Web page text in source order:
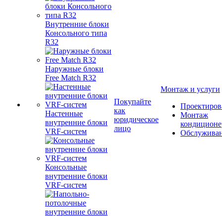
Внутренние блоки
Консольного типа
R32
Наружные блоки
Free Match R32
Настенные
внутренние блоки
VRF-систем
Консольные
внутренние блоки
VRF-систем
Покупайте
как
юридическое
лицо
Монтаж и услуги
Монтаж